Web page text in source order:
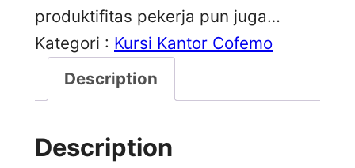
produktifitas pekerja pun juga…
Kategori : Kursi Kantor Cofemo
Description
Description